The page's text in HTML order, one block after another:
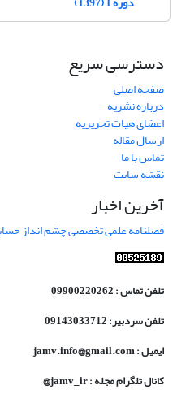
دسترسی سریع
صفحه اصلی
درباره نشریه
اعضای هیات تحریریه
ارسال مقاله
تماس با ما
نقشه سایت
آخرین اخبار
فصلنامه علمی تخصصی چشم انداز
تلفن تماس : 09900220262
تلفن سردبیر: 09143033712
ایمیل : jamv.info@gmail.com
کانال تلگرام مجله : jamv_ir@